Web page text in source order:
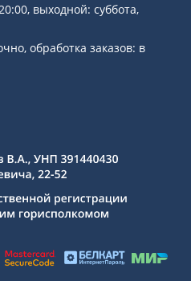
выходной: суббота,
обработка заказов: в